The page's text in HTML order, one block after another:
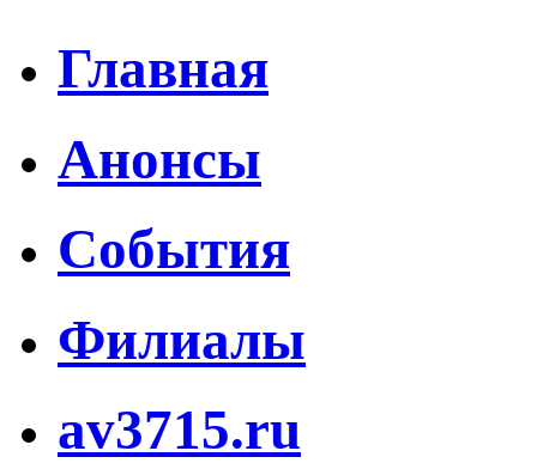
Главная
Анонсы
События
Филиалы
av3715.ru